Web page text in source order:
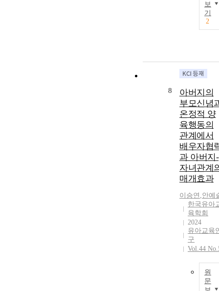
보
기
2
8
아버지의
부모신념
온정적 양
육행동의
관계에서
배우자협
과 아버지-
자녀관계
매개효과
이승연 ,안예
한국유아
육학회
2024
유아교육
구
Vol.44
원
문